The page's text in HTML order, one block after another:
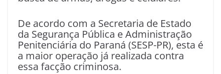
De acordo com a Secretaria de Estado
da Segurança Pública e Administração
Penitenciária do Paraná (SESP-PR), esta é
a maior operação já realizada contra
essa facção criminosa.